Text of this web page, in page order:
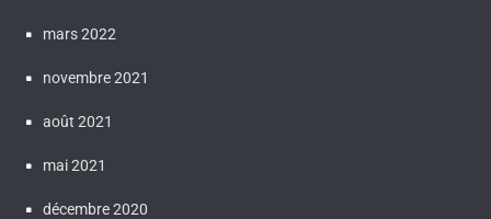
mars 2022
novembre 2021
août 2021
mai 2021
décembre 2020